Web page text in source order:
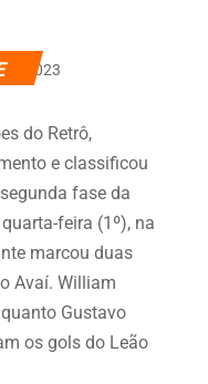
de 2023
do Retrô,
e classificou
fase da
feira (1º), na
marcou duas
Avaí. William
Gustavo
os gols do Leão